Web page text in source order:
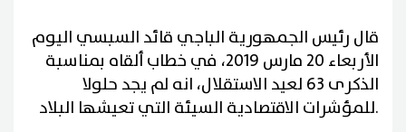
قال رئيس الجمهورية الباجي قائد السبسي اليوم
الأربعاء 20 مارس 2019، في خطاب ألقاه بمناسبة
الذكرى 63 لعيد الاستقلال، انه لم يجد حلولا
للمؤشرات الاقتصادية السيئة التي تعيشها البلاد.